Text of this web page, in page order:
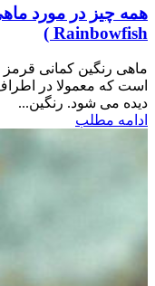
Rainbowfish )
ماهی رنگین کمانی قرمز
است که معمولا در
دیده می شود. رنگین...
ادامه مطلب